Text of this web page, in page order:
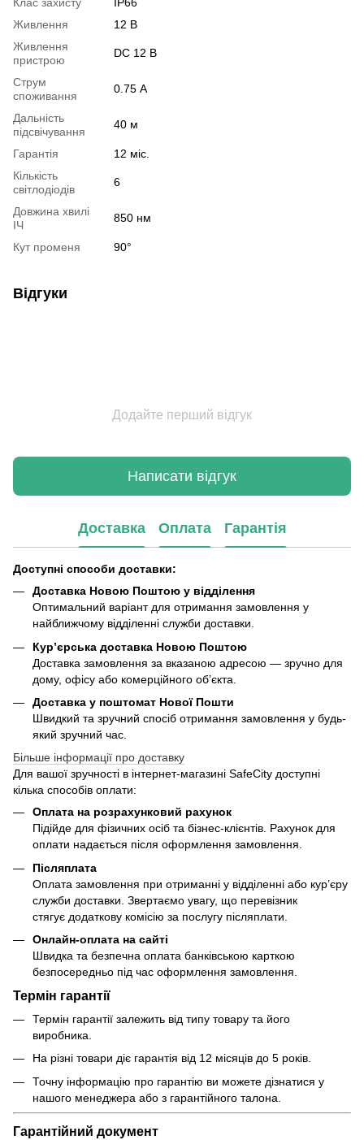
Клас захисту
IP66
Живлення
12 В
Живлення
пристрою
DC 12 В
Струм
споживання
0.75 А
Дальність
підсвічування
40 м
Гарантія
12 міс.
Кількість
світлодіодів
6
Довжина хвилі
ІЧ
850 нм
Кут променя 90°
Відгуки
Додайте перший відгук
Написати відгук
Доставка Оплата Гарантія
Доступні способи доставки:
Доставка Новою Поштою у відділення
Оптимальний варіант для отримання замовлення у
найближчому відділенні служби доставки.
Кур’єрська доставка Новою Поштою
Доставка замовлення за вказаною адресою — зручно для
дому, офісу або комерційного об’єкта.
Доставка у поштомат Нової Пошти
Швидкий та зручний спосіб отримання замовлення у будь-
який зручний час.
Більше інформації про доставку
Для вашої зручності в інтернет-магазині SafeCity доступні
кілька способів оплати:
Оплата на розрахунковий рахунок
Підійде для фізичних осіб та бізнес-клієнтів. Рахунок для
оплати надається після оформлення замовлення.
Післяплата
Оплата замовлення при отриманні у відділенні або кур’єру
служби доставки. Звертаємо увагу, що перевізник
стягує додаткову комісію за послугу післяплати.
Онлайн-оплата на сайті
Швидка та безпечна оплата банківською карткою
безпосередньо під час оформлення замовлення.
Термін гарантії
Термін гарантії залежить від типу товару та його
виробника.
На різні товари діє гарантія від 12 місяців до 5 років.
Точну інформацію про гарантію ви можете дізнатися у
нашого менеджера або з гарантійного талона.
Гарантійний документ